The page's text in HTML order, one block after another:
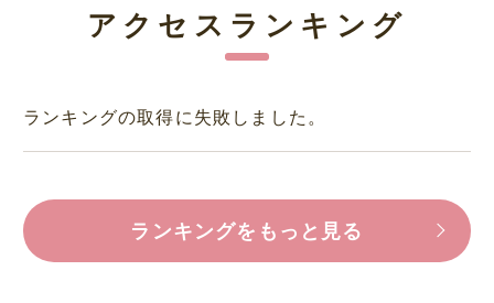
アクセスランキング
ランキングの取得に失敗しました。
ランキングをもっと見る